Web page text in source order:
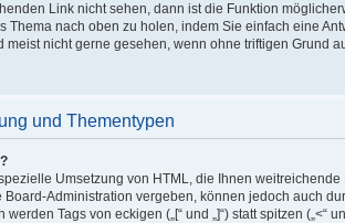
Link nicht sehen, dann ist die Funktion
Thema nach oben zu holen, indem Sie einfach eine
meist nicht gerne gesehen, wenn ohne triftigen Grund
und Thementypen
Umsetzung von HTML, die Ihnen
Board-Administration vergeben, können jedoch auch
werden Tags von eckigen („[“ und „]“) statt spitzen